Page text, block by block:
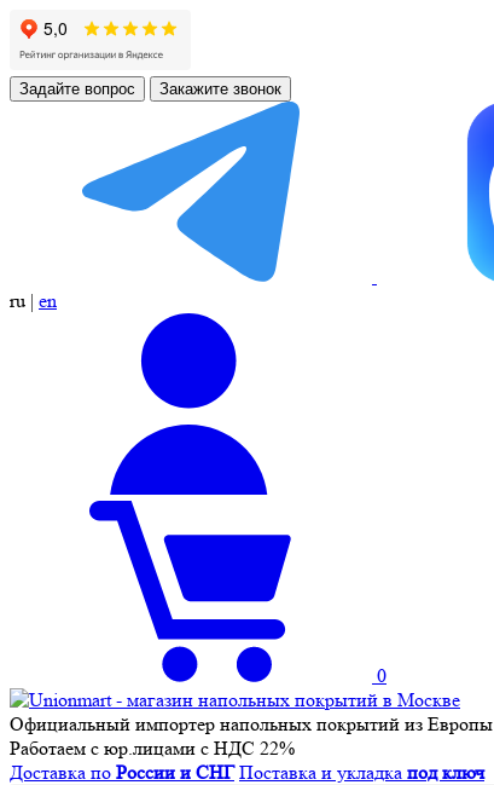
Задайте вопрос Закажите звонок
ru | en
0
Официальный импортер напольных покрытий из Европы
Работаем с юр.лицами с НДС 22%
Доставка по России и СНГ Поставка и укладка под ключ